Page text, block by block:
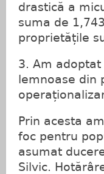
drastică a
suma de
proprietățile
3. Am
lemnoase din
Prin acesta
foc pentru
asumat
Silvic.